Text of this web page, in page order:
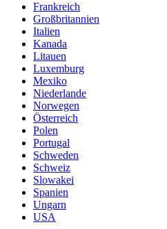
Frankreich
Großbritannien
Italien
Kanada
Litauen
Luxemburg
Mexiko
Niederlande
Norwegen
Österreich
Polen
Portugal
Schweden
Schweiz
Slowakei
Spanien
Ungarn
USA